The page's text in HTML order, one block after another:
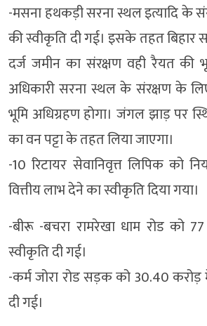
-मसना हथकड़ी सरना स्थल इत्यादि के
की स्वीकृति दी गई। इसके तहत बिहार
दर्ज जमीन का संरक्षण वही रैयत की
अधिकारी सरना स्थल के संरक्षण के
भूमि अधिग्रहण होगा। जंगल झाड़ पर
का वन पट्टा के तहत लिया जाएगा।
-10 रिटायर सेवानिवृत्त लिपिक को
वित्तीय लाभ देने का स्वीकृति दिया गया।
-बीरू -बचरा रामरेखा धाम रोड को
स्वीकृति दी गई।
-कर्म जोरा रोड सड़क को 30.40 करोड़
दी गई।